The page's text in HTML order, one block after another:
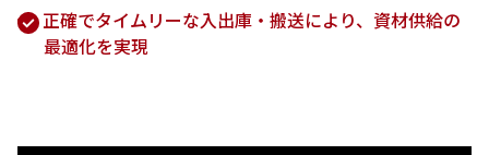
正確でタイムリーな入出庫・搬送により、資材供給の
最適化を実現